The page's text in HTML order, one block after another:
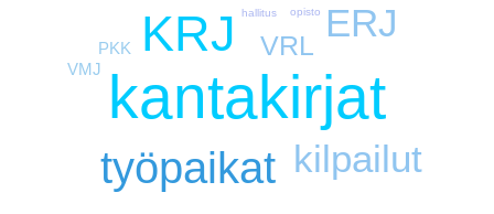
kantakirjat
KRJ
työpaikat kilpailut
ERJ
VRL
PKK
VMJ
hallitus opisto